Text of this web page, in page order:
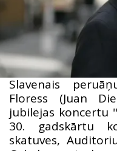
Slavenais
Floress (Juan
jubilejas koncertu
30. gadskārtu
skatuves,